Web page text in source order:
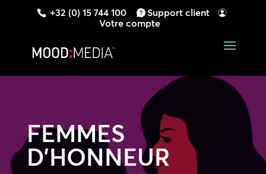
+32 (0) 15 744 100
Support client
Votre compte
FEMMES
D’HONNEUR